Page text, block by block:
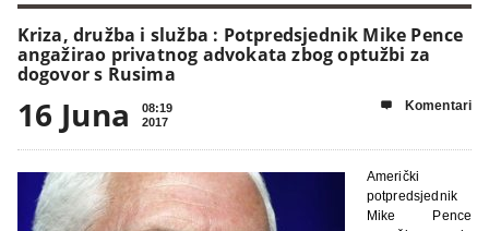
Kriza, družba i služba : Potpredsjednik Mike Pence
angažirao privatnog advokata zbog optužbi za
dogovor s Rusima
16 Juna
08:19
2017
 Komentari
Američki
potpredsjednik
Mike Pence